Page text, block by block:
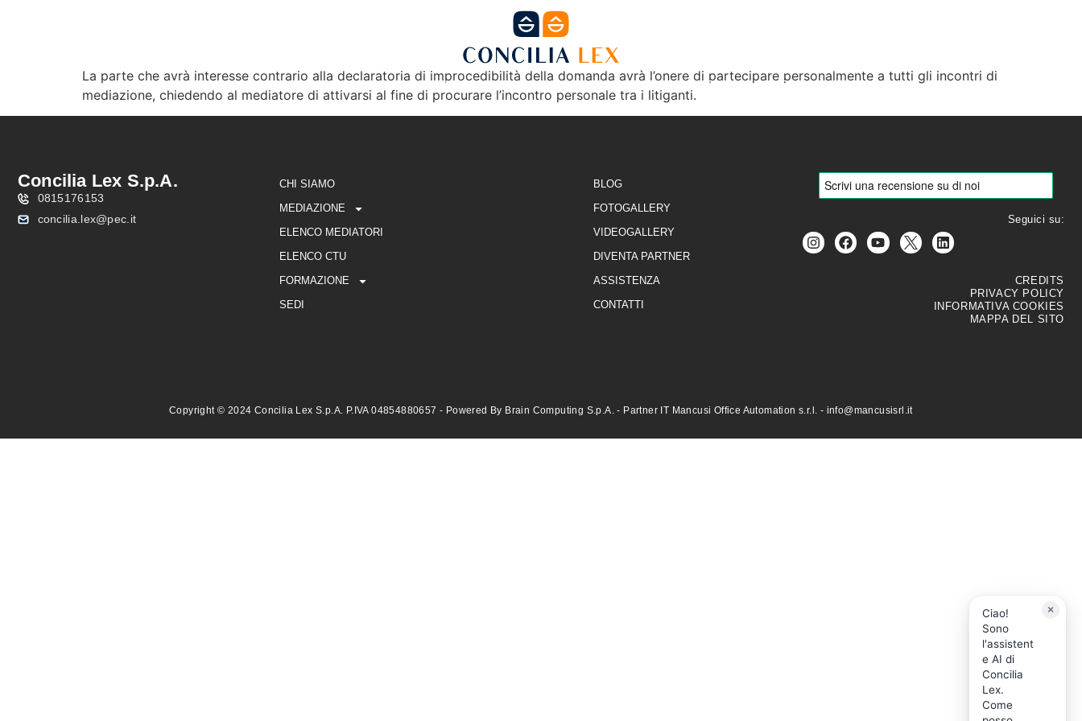
CHI SIAMO MEDIAZIONE FORMAZIONE SEDI DIVENTA PARTNER BLOG CONTATTI
La parte che avrà interesse contrario alla declaratoria di improcedibilità della domanda avrà l’onere di partecipare personalmente a tutti gli incontri di
mediazione, chiedendo al mediatore di attivarsi al fine di procurare l’incontro personale tra i litiganti.
Concilia Lex S.p.A.
0815176153
concilia.lex@pec.it
CHI SIAMO
MEDIAZIONE
ELENCO MEDIATORI
ELENCO CTU
FORMAZIONE
SEDI
BLOG
FOTOGALLERY
VIDEOGALLERY
DIVENTA PARTNER
ASSISTENZA
CONTATTI
Seguici su:
CREDITS
PRIVACY POLICY
INFORMATIVA COOKIES
MAPPA DEL SITO
Copyright © 2024 Concilia Lex S.p.A. P.IVA 04854880657 - Powered By Brain Computing S.p.A. - Partner IT Mancusi Office Automation s.r.l. - info@mancusisrl.it
Ciao!
Sono
l'assistent
e AI di
Concilia
Lex.
Come
×